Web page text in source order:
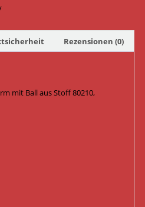
Rezensionen (0)
mit Ball aus Stoff 80210,